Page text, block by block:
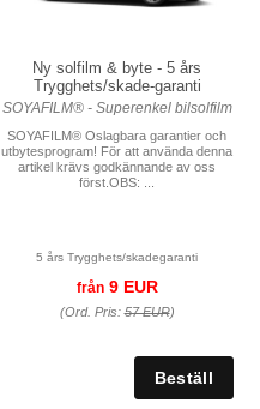
Ny solfilm & byte - 5 års
Trygghets/skade-garanti
SOYAFILM® - Superenkel bilsolfilm
SOYAFILM® Oslagbara garantier och
utbytesprogram! För att använda denna
artikel krävs godkännande av oss
först.OBS: ...
5 års Trygghets/skadegaranti
från9 EUR
(Ord. Pris:57 EUR)